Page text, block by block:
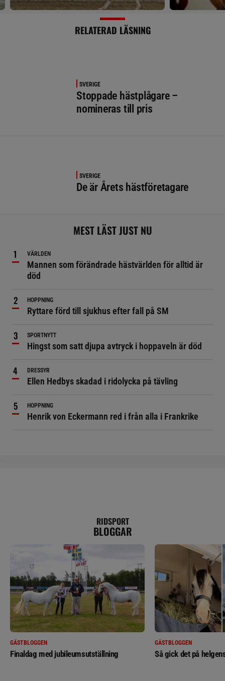
RELATERAD LÄSNING
SVERIGE
Stoppade hästplågare –
nomineras till pris
SVERIGE
De är Årets hästföretagare
MEST LÄST JUST NU
VÄRLDEN
Mannen som förändrade hästvärlden för alltid är
död
HOPPNING
Ryttare förd till sjukhus efter fall på SM
SPORTNYTT
Hingst som satt djupa avtryck i hoppaveln är död
DRESSYR
Ellen Hedbys skadad i ridolycka på tävling
HOPPNING
Henrik von Eckermann red i från alla i Frankrike
RIDSPORT
BLOGGAR
GÄSTBLOGGEN
Finaldag med jubileumsutställning
GÄSTBLOGGEN
Så gick det på